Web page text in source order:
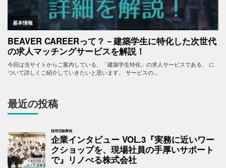
最近の投稿
採用活動事例
企業インタビュー VOL.3『実務に近いワー
クショップを、現場社員の手厚いサポート
で』リノべる株式会社